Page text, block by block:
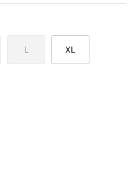
L XL